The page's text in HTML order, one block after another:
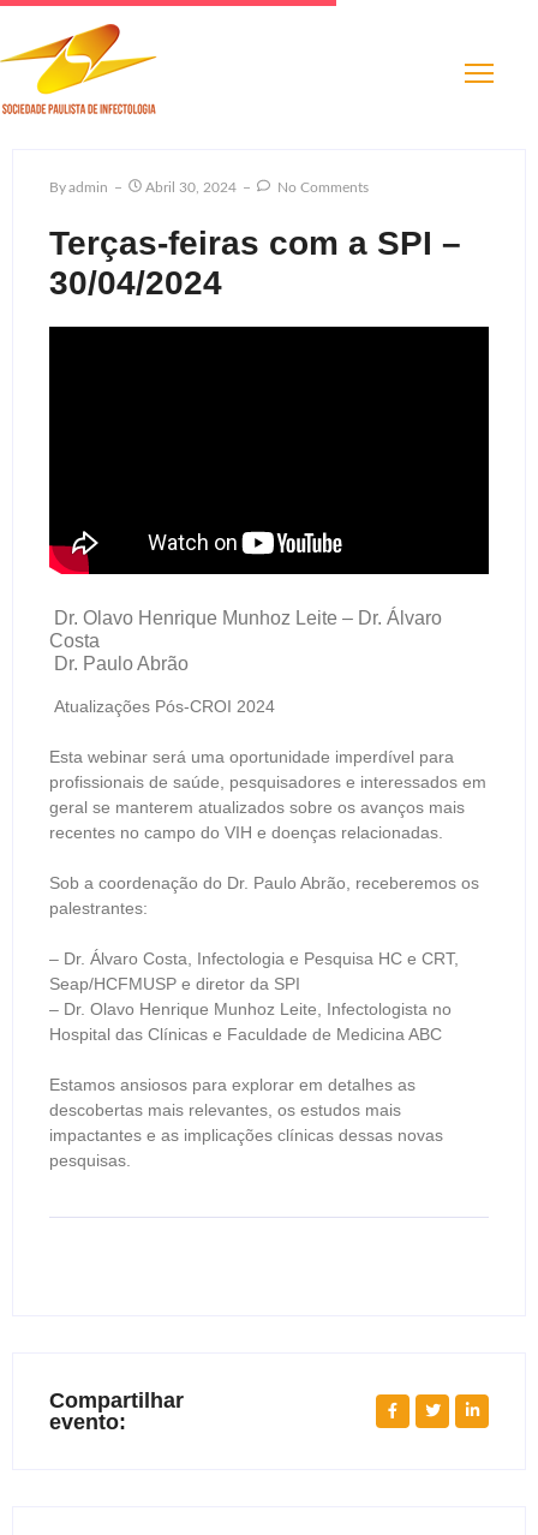
ByAdmin Abril 30, 2024 No Comments
Terças-feiras com a SPI –
30/04/2024
Dr. Olavo Henrique Munhoz Leite – Dr. Álvaro
Costa
Dr. Paulo Abrão
Atualizações Pós-CROI 2024
Esta webinar será uma oportunidade imperdível para
profissionais de saúde, pesquisadores e interessados em
geral se manterem atualizados sobre os avanços mais
recentes no campo do VIH e doenças relacionadas.
Sob a coordenação do Dr. Paulo Abrão, receberemos os
palestrantes:
– Dr. Álvaro Costa, Infectologia e Pesquisa HC e CRT,
Seap/HCFMUSP e diretor da SPI
– Dr. Olavo Henrique Munhoz Leite, Infectologista no
Hospital das Clínicas e Faculdade de Medicina ABC
Estamos ansiosos para explorar em detalhes as
descobertas mais relevantes, os estudos mais
impactantes e as implicações clínicas dessas novas
pesquisas.
Compartilhar
evento: